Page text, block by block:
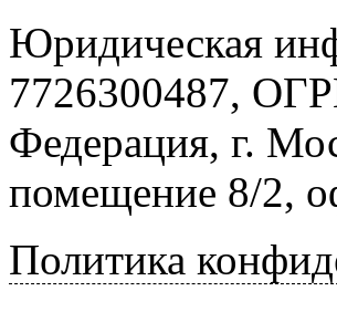
Юридическая
7726300487,
Федерация, г.
помещение 8/2,
Политика